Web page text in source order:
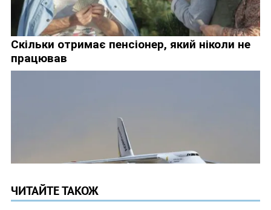
ЧИТАЙТЕ ТАКОЖ